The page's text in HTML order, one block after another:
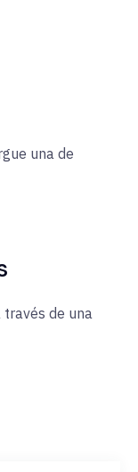
una de
de una